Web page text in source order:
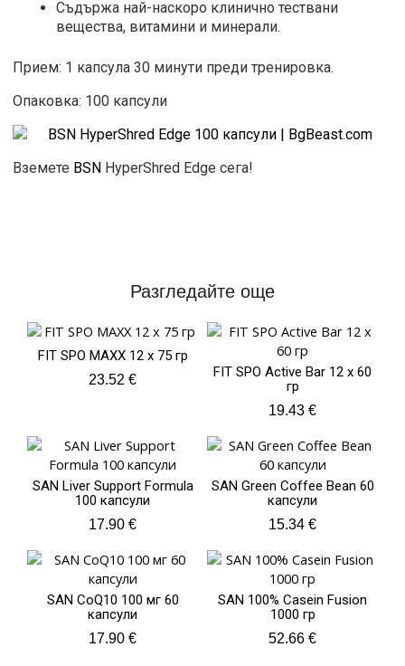
Съдържа най-наскоро клинично тествани
вещества, витамини и минерали.
Прием: 1 капсула 30 минути преди тренировка.
Опаковка: 100 капсули
Вземете BSN HyperShred Edge сега!
Разгледайте още
FIT SPO MAXX 12 х 75 гр
23.52 €
FIT SPO Active Bar 12 x 60
гр
19.43 €
SAN Liver Support Formula
100 капсули
17.90 €
SAN Green Coffee Bean 60
капсули
15.34 €
SAN CoQ10 100 мг 60
капсули
17.90 €
SAN 100% Casein Fusion
1000 гр
52.66 €